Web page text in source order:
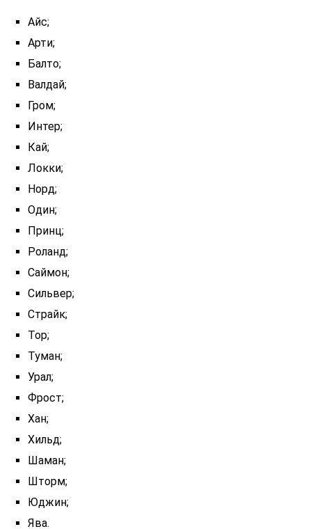
Айс;
Арти;
Балто;
Валдай;
Гром;
Интер;
Кай;
Локки;
Норд;
Один;
Принц;
Роланд;
Саймон;
Сильвер;
Страйк;
Тор;
Туман;
Урал;
Фрост;
Хан;
Хильд;
Шаман;
Шторм;
Юджин;
Ява.